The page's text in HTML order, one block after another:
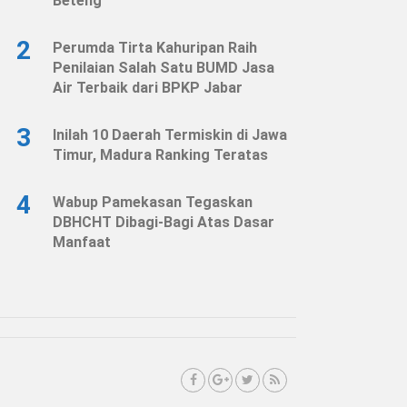
2
Perumda Tirta Kahuripan Raih
Penilaian Salah Satu BUMD Jasa
Air Terbaik dari BPKP Jabar
3
Inilah 10 Daerah Termiskin di Jawa
Timur, Madura Ranking Teratas
4
Wabup Pamekasan Tegaskan
DBHCHT Dibagi-Bagi Atas Dasar
Manfaat